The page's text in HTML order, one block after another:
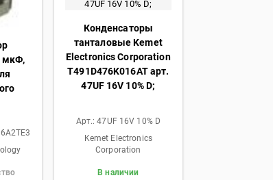
мкФ,
Конденсаторы
танталовые Kemet
Electronics Corporation
T491D476K016AT арт.
47UF 16V 10% D;
Арт.:47UF 16V 10% D
Kemet Electronics
Corporation
В наличии